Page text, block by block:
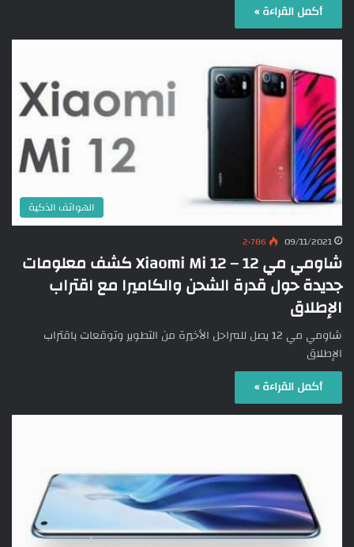
أكمل القراءة »
الهواتف الذكية
09/11/2021 2٬786
شاومي مي 12 – Xiaomi Mi 12 كشف معلومات
جديدة حول قدرة الشحن والكاميرا مع اقتراب
الإطلاق
شاومي مي 12 يصل للمراحل الأخيرة من التطوير وتوقعات باقتراب
الإطلاق
أكمل القراءة »